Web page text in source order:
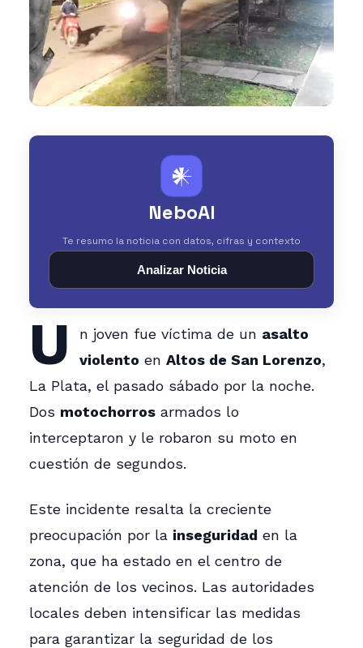
𒀭
NeboAI
Te resumo la noticia con datos, cifras y contexto
Analizar Noticia
U n joven fue víctima de un asalto
violento en Altos de San Lorenzo,
La Plata, el pasado sábado por la noche.
Dos motochorros armados lo
interceptaron y le robaron su moto en
cuestión de segundos.
Este incidente resalta la creciente
preocupación por la inseguridad en la
zona, que ha estado en el centro de
atención de los vecinos. Las autoridades
locales deben intensificar las medidas
para garantizar la seguridad de los